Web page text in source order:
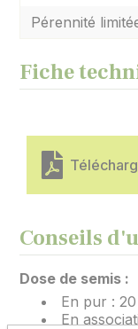
Pérennité
Fiche
Conseils
Dose de semis :
En pur :
En